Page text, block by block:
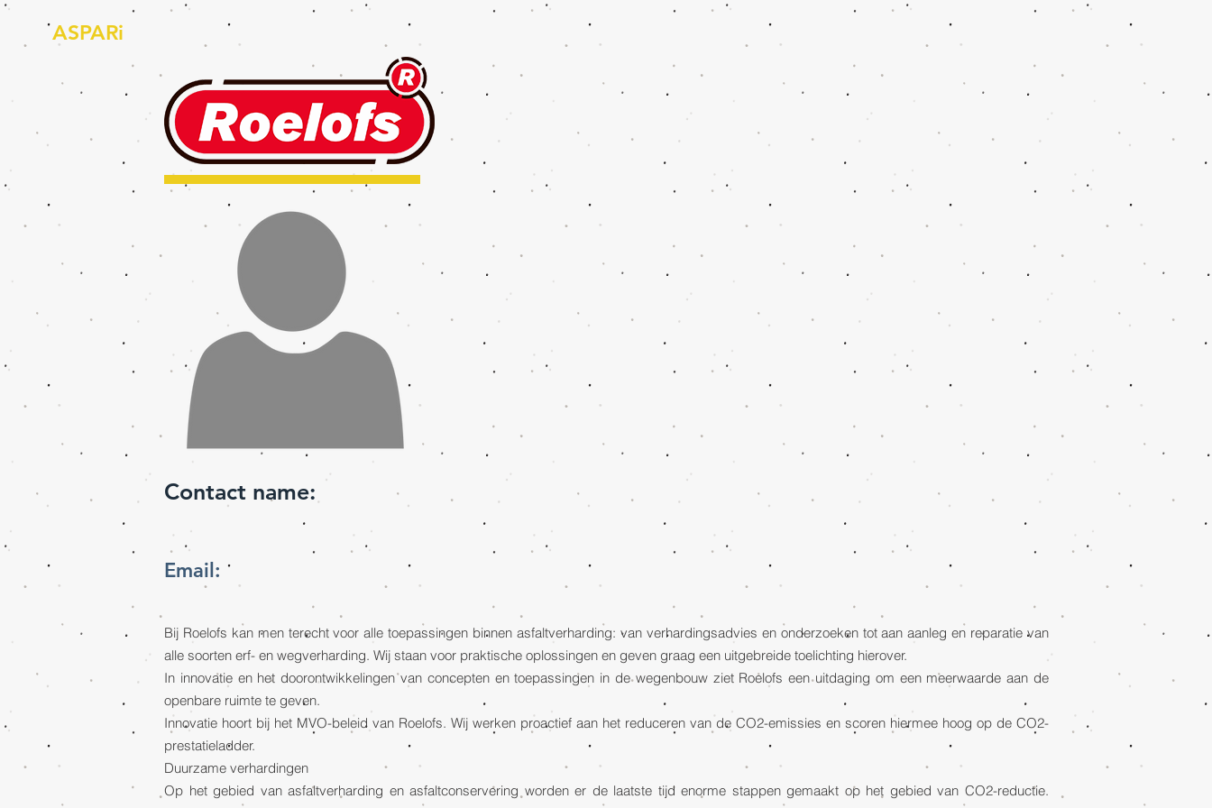
ASPARi
Contact name:
Email:
Bij Roelofs kan men terecht voor alle toepassingen binnen asfaltverharding: van verhardingsadvies en onderzoeken tot aan aanleg en reparatie van
alle soorten erf- en wegverharding. Wij staan voor praktische oplossingen en geven graag een uitgebreide toelichting hierover.
In innovatie en het doorontwikkelingen van concepten en toepassingen in de wegenbouw ziet Roelofs een uitdaging om een meerwaarde aan de
openbare ruimte te geven.
Innovatie hoort bij het MVO-beleid van Roelofs. Wij werken proactief aan het reduceren van de CO2-emissies en scoren hiermee hoog op de CO2-
prestatieladder.
Duurzame verhardingen
Op het gebied van asfaltverharding en asfaltconservering worden er de laatste tijd enorme stappen gemaakt op het gebied van CO2-reductie.